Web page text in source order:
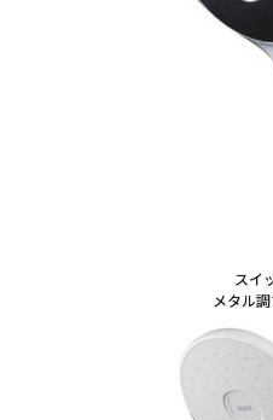
スイ
メタル